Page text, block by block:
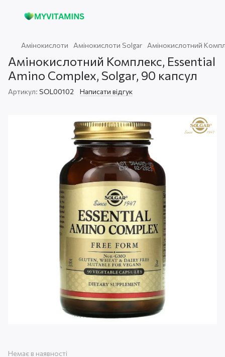
Амінокислоти Амінокислоти Solgar Амінокислотний
Амінокислотний Комплекс, Essential
Amino Complex, Solgar, 90 капсул
Артикул: SOL00102 Написати відгук
Немає в наявності